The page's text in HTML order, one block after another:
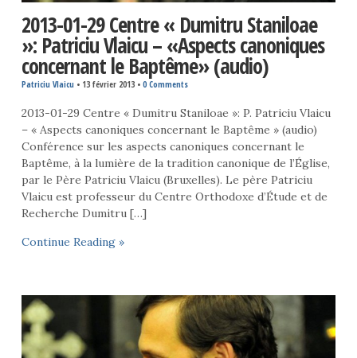
2013-01-29 Centre « Dumitru Staniloae
»: Patriciu Vlaicu – «Aspects canoniques
concernant le Baptême» (audio)
Patriciu Vlaicu • 13 février 2013• 0 Comments
2013-01-29 Centre « Dumitru Staniloae »: P. Patriciu Vlaicu
– « Aspects canoniques concernant le Baptême » (audio)
Conférence sur les aspects canoniques concernant le
Baptême, à la lumière de la tradition canonique de l’Église,
par le Père Patriciu Vlaicu (Bruxelles). Le père Patriciu
Vlaicu est professeur du Centre Orthodoxe d’Étude et de
Recherche Dumitru […]
Continue Reading »